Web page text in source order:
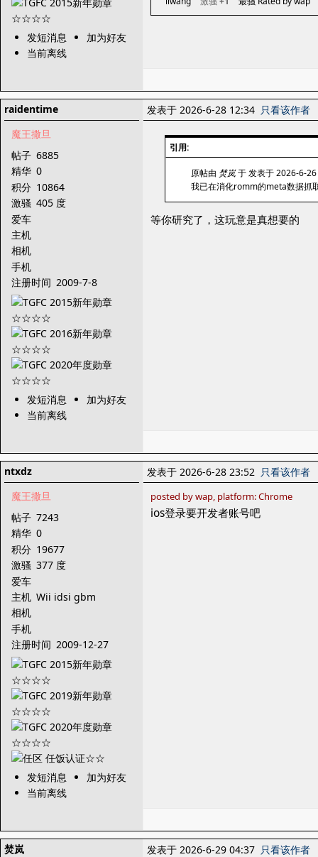
发短消息
加为好友
当前离线
raidentime
魔王撒旦
帖子 6885
精华 0
积分 10864
激骚 405 度
爱车
主机
相机
手机
注册时间 2009-7-8
发短消息
加为好友
当前离线
发表于 2026-6-28 12:34 只看该作者
引用:
原帖由 焚岚于 发表于 2026-6-
我已在消化romm的meta数据抓
等你研究了，这玩意是真想要的
ntxdz
魔王撒旦
帖子 7243
精华 0
积分 19677
激骚 377 度
爱车
主机 Wii idsi gbm
相机
手机
注册时间 2009-12-27
发短消息
加为好友
当前离线
发表于 2026-6-28 23:52 只看该作者
posted by wap, platform: Chrome
ios登录要开发者账号吧
焚岚
发表于 2026-6-29 04:37 只看该作者